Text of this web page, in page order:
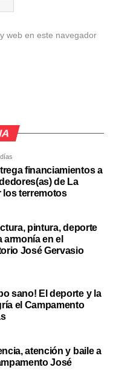
web en este navegador
financiamientos a
de La
los terremotos
pintura, deporte
en el
José Gervasio
sano! El deporte y la
el Campamento
atención y baile a
José